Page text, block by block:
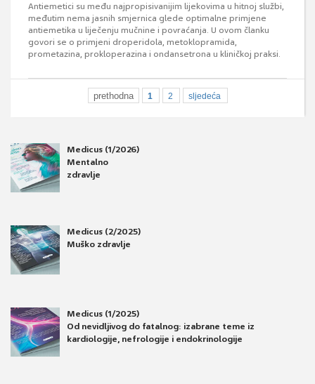
Antiemetici su među najpropisivanijim lijekovima u hitnoj službi,
međutim nema jasnih smjernica glede optimalne primjene
antiemetika u liječenju mučnine i povraćanja. U ovom članku
govori se o primjeni droperidola, metoklopramida,
prometazina, prokloperazina i ondansetrona u kliničkoj praksi.
prethodna 1 2 sljedeća
Medicus (1/2026)
Mentalno
zdravlje
Medicus (2/2025)
Muško zdravlje
Medicus (1/2025)
Od nevidljivog do fatalnog: izabrane teme iz
kardiologije, nefrologije i endokrinologije